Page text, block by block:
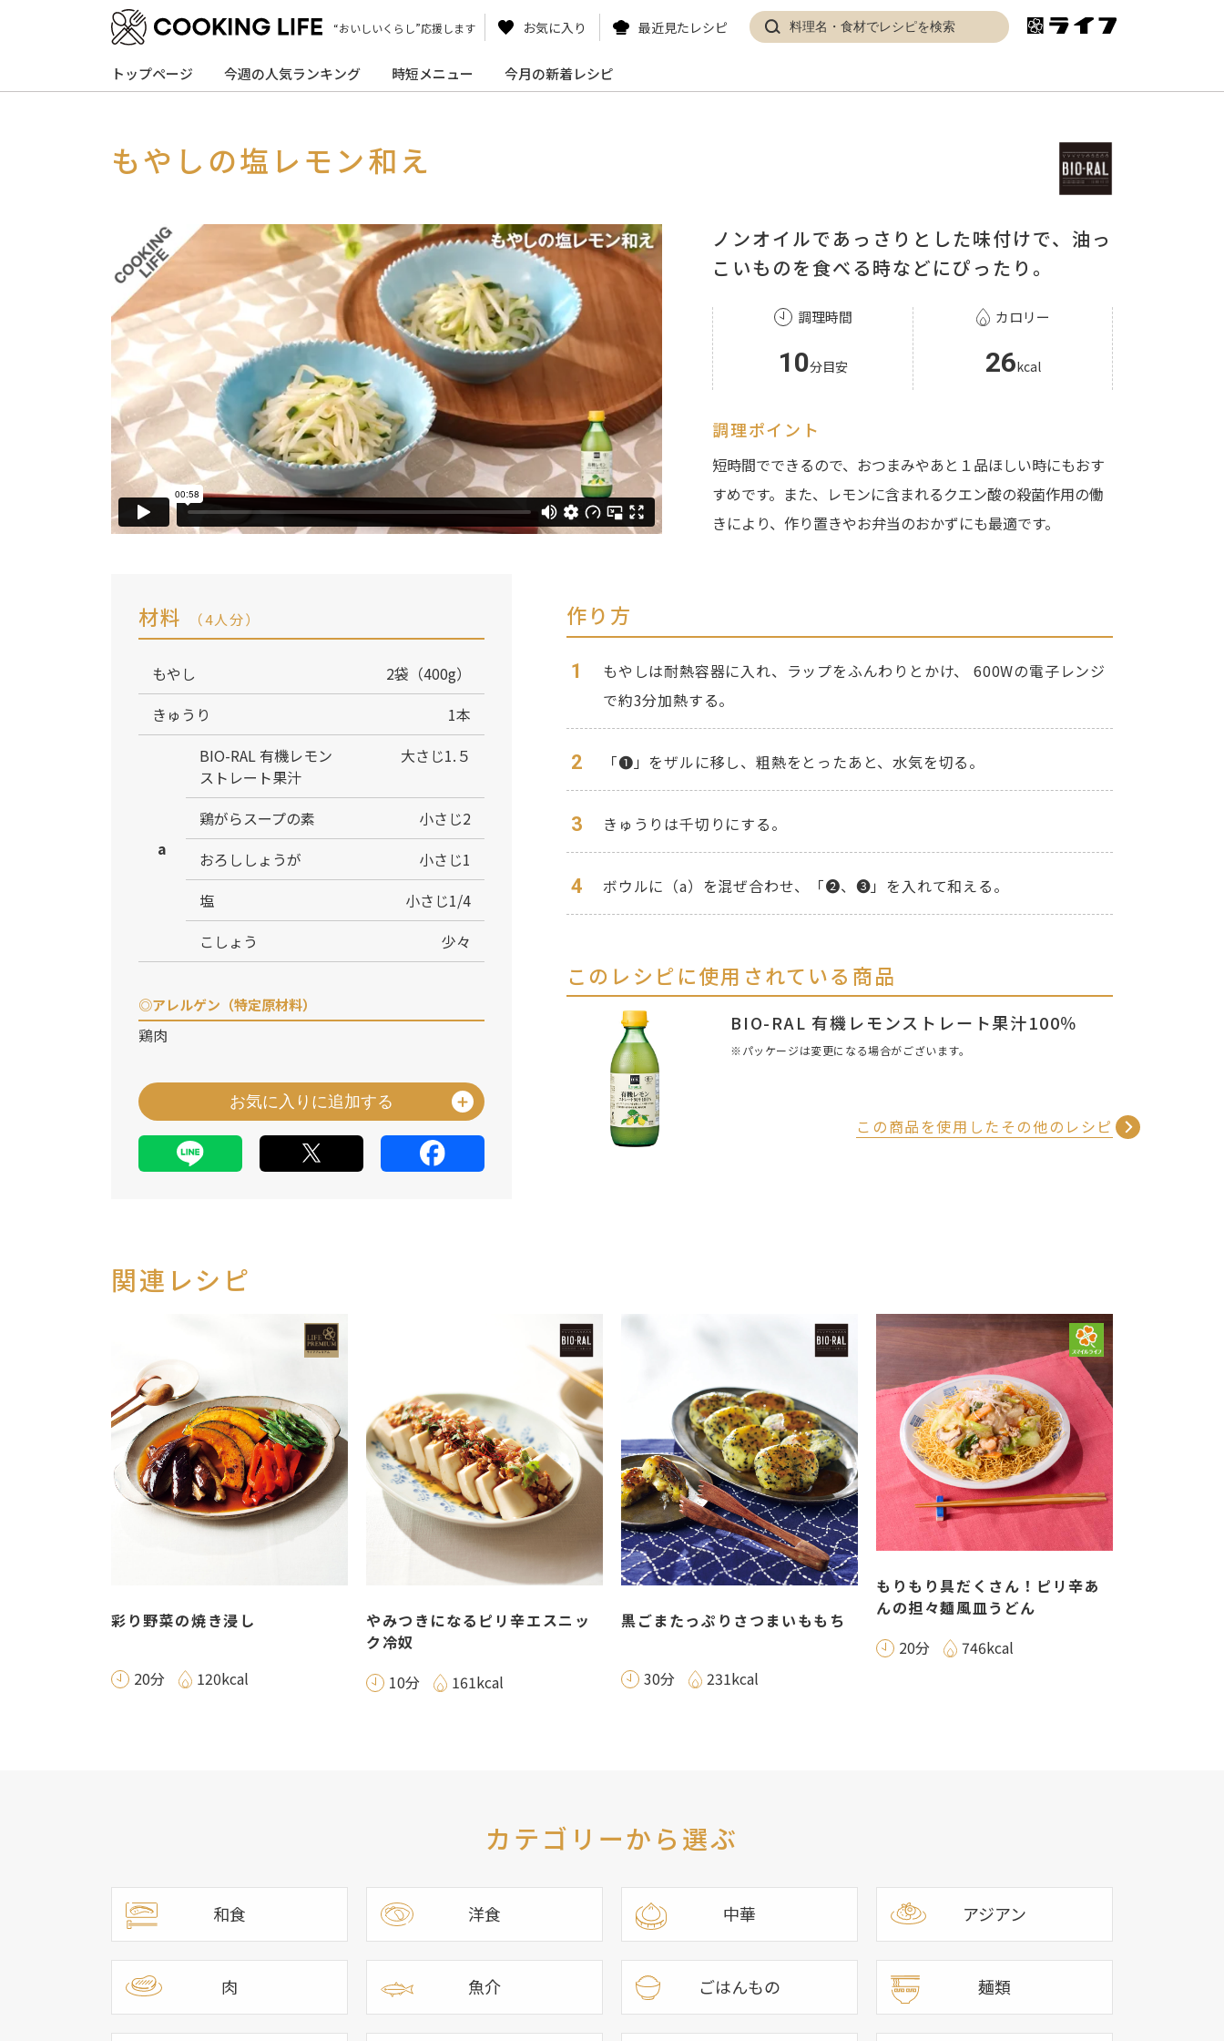
“おいしいくらし”応援します お気に入り 最近見たレシピ
トップページ 今週の人気ランキング 時短メニュー 今月の新着レシピ
もやしの塩レモン和え
ノンオイルであっさりとした味付けで、油っ
こいものを食べる時などにぴったり。
調理時間
10分目安
カロリー
26kcal
調理ポイント
短時間でできるので、おつまみやあと１品ほしい時にもおす
すめです。また、レモンに含まれるクエン酸の殺菌作用の働
きにより、作り置きやお弁当のおかずにも最適です。
材料 （4人分）
もやし
2袋（400g）
きゅうり
1本
a
BIO-RAL 有機レモン
ストレート果汁
大さじ1.５
鶏がらスープの素
小さじ2
おろししょうが
小さじ1
塩
小さじ1/4
こしょう
少々
◎アレルゲン（特定原材料）
鶏肉
お気に入りに追加する
作り方
1
もやしは耐熱容器に入れ、ラップをふんわりとかけ、 600Wの電子レンジ
で約3分加熱する。
2 「❶」をザルに移し、粗熱をとったあと、水気を切る。
3 きゅうりは千切りにする。
4 ボウルに（a）を混ぜ合わせ、「❷、❸」を入れて和える。
このレシピに使用されている商品
BIO-RAL 有機レモンストレート果汁100％
※パッケージは変更になる場合がございます。
この商品を使用したその他のレシピ
関連レシピ
彩り野菜の焼き浸し
20分 120kcal
やみつきになるピリ辛エスニッ
ク冷奴
10分
161kcal
黒ごまたっぷりさつまいももち
30分 231kcal
もりもり具だくさん！ピリ辛あ
んの担々麺風皿うどん
20分
746kcal
カテゴリーから選ぶ
和食 洋食 中華 アジアン
肉 魚介 ごはんもの 麺類